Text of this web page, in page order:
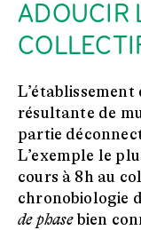
ADOUCIR
résultante de
partie
L’exemple le
cours à 8h au
chronobiologie
de phasebien